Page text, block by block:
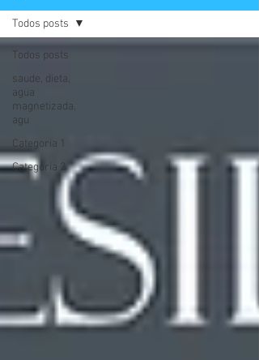
Todos posts
saude, dieta,
agua
magnetizada,
agu
Categoria 1
Categoria 2
Todos posts